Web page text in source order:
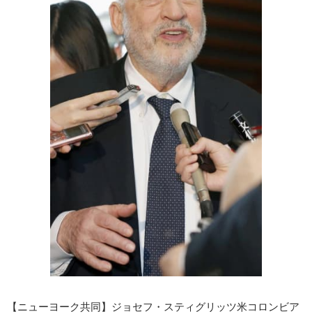
【ニューヨーク共同】ジョセフ・スティグリッツ米コロンビア